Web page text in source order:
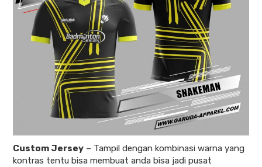
Custom Jersey – Tampil dengan kombinasi warna yang
kontras tentu bisa membuat anda bisa jadi pusat